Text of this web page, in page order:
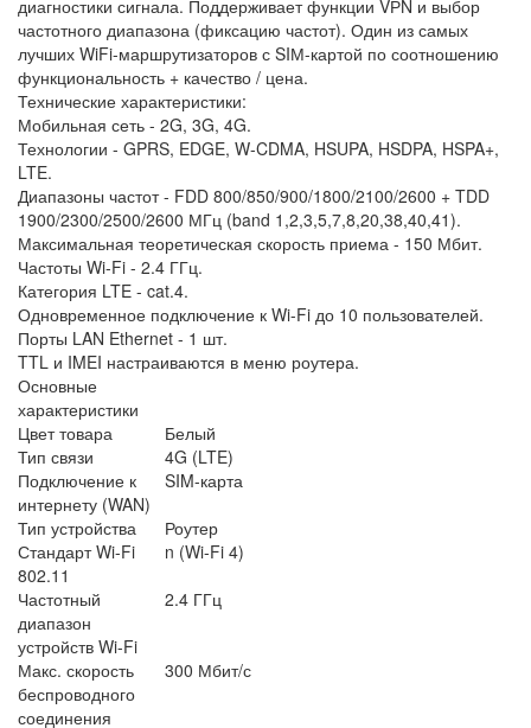
диагностики сигнала. Поддерживает функции VРN и выбор
частотного диапазона (фиксацию частот). Один из самых
лучших WiFi-маршрутизаторов с SIМ-картой по соотношению
функциональность + качество / цена.
Технические характеристики:
Мобильная сеть - 2G, 3G, 4G.
Технологии - GPRS, EDGE, W-CDMA, HSUPA, HSDPA, HSPA+,
LTE.
Диапазоны частот - FDD 800/850/900/1800/2100/2600 + TDD
1900/2300/2500/2600 МГц (band 1,2,3,5,7,8,20,38,40,41).
Максимальная теоретическая скорость приема - 150 Мбит.
Частоты Wi-Fi - 2.4 ГГц.
Категория LTE - cat.4.
Одновременное подключение к Wi-Fi до 10 пользователей.
Порты LAN Ethernet - 1 шт.
TTL и IMEI настраиваются в меню роутера.
Основные
характеристики
Цвет товара
Белый
Тип связи
4G (LTE)
Подключение к
интернету (WAN)
SIM-карта
Тип устройства
Роутер
Стандарт Wi-Fi
802.11
n (Wi-Fi 4)
Частотный
диапазон
устройств Wi-Fi
2.4 ГГц
Макс. скорость
беспроводного
соединения
300 Мбит/с